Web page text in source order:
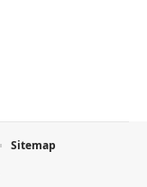
Sitemap